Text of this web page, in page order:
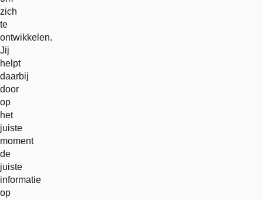
zich
te
ontwikkelen.
Jij
helpt
daarbij
door
op
het
juiste
moment
de
juiste
informatie
op